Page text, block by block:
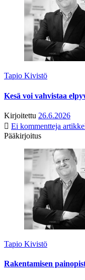
Tapio Kivistö
Kesä voi vahvistaa
Kirjoitettu 26.6.2026
Ei kommentteja
Pääkirjoitus
Tapio Kivistö
Rakentamisen